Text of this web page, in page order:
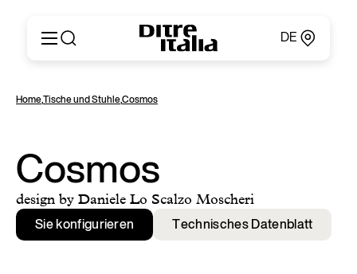
DE
Produkte
Kataloge und Materialien
Ditre Italia für Fachleute
Verkaufsstellen
Nachrichten & Presse
Geschützer Bereich
English
Español
Русский
简体中文
Home,Tische und Stuhle,Cosmos
Cosmos
design by Daniele Lo Scalzo Moscheri
Sie konfigurieren Technisches Datenblatt